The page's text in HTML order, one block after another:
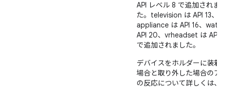
API レベル 8 で追加されま
た。television は API 13、
appliance は API 16、
API 20、vrheadset は API
で追加されました。
デバイスをホルダーに装着
場合と取り外した場合のア
の反応について詳しくは、